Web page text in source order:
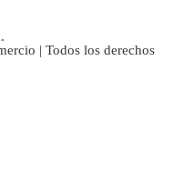
| Todos los derechos